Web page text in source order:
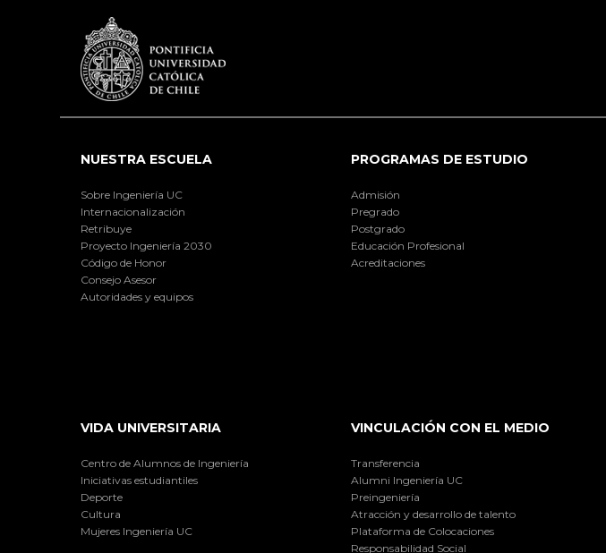
NUESTRA ESCUELA
Sobre Ingeniería UC
Internacionalización
Retribuye
Proyecto Ingeniería 2030
Código de Honor
Consejo Asesor
Autoridades y equipos
PROGRAMAS DE ESTUDIO
Admisión
Pregrado
Postgrado
Educación Profesional
Acreditaciones
VIDA UNIVERSITARIA
Centro de Alumnos de Ingeniería
Iniciativas estudiantiles
Deporte
Cultura
Mujeres Ingeniería UC
VINCULACIÓN CON EL MEDIO
Transferencia
Alumni Ingeniería UC
Preingeniería
Atracción y desarrollo de talento
Plataforma de Colocaciones
Responsabilidad Social